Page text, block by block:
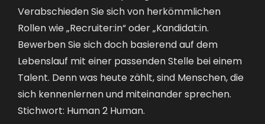
Verabschieden Sie sich von herkömmlichen
Rollen wie „Recruiter:in“ oder „ Kandidat:in.
Bewerben Sie sich doch basierend auf dem
Lebenslauf mit einer passenden Stelle bei einem
Talent. Denn was heute zählt, sind Menschen, die
sich kennenlernen und miteinander sprechen.
Stichwort: Human 2 Human